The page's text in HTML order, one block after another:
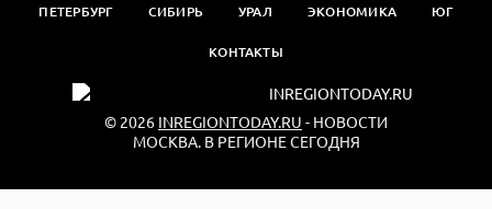
ПЕТЕРБУРГ СИБИРЬ УРАЛ ЭКОНОМИКА ЮГ
КОНТАКТЫ
© 2026 INREGIONTODAY.RU - НОВОСТИ
МОСКВА. В РЕГИОНЕ СЕГОДНЯ